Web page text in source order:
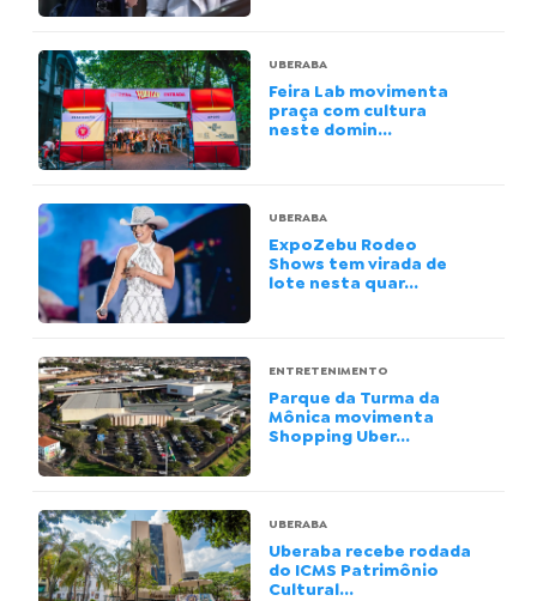
UBERABA
Feira Lab movimenta
praça com cultura
neste domin...
UBERABA
ExpoZebu Rodeo
Shows tem virada de
lote nesta quar...
ENTRETENIMENTO
Parque da Turma da
Mônica movimenta
Shopping Uber...
UBERABA
Uberaba recebe rodada
do ICMS Patrimônio
Cultural...